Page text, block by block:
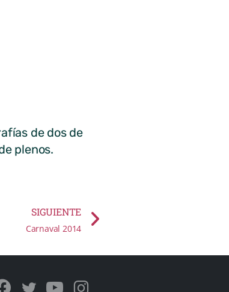
de dos de
plenos.
SIGUIENTE
Carnaval 2014